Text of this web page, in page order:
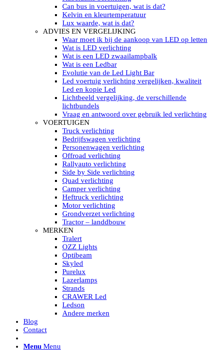
Led signalisatie in Subcategorieën
LED KOPLAMPEN GEKEURD
Led koplampen inbouw
Led koplampen opbouw
Led koplampen tractoren
Subcategorieën Led koplampen
LED ZOEKLICHT
Electrische Led zoeklamp Allremote
Electrisch Led zoeklicht Golight
Marinco Roestvrijstaal Led zoeklicht
Elektrisch Led zoeklicht diverse
Led zoeklamp accessoires ALLremote
Led zoeklicht 230V
Subcategorieën Led zoeklichten
HELLA MARINE LED
Sea Hawk – Light Bars
Sea Hawk – Light Bars – Edge Light
Sea Hawk – Work Lights
RokLUME Led werklampen
HypaLUME Led werklampen
Subcategorieën Hella Marine Led
LED STRIPS
Led strip flexibel Click & Go
Led strip RGB op rol
Led strip IP68 waterdicht
Led strip kleur wit
Led strips Vantage
Led strip met ingebouwde accu
Subcategorieën Led strips
LED INTERIEUR VERLICHTING
Led verlichting interieur PIR / Touch
LED Armatuur met Strip 220V
Led strips
Subcategorieën Led interieur
PORTABLE ACCU LED LAMP
Led hoofdlamp
Camping led verlichting
Led zaklamp
Accu werklamp
ACCESSOIRES/ AANSLUITMATERIAAL
Can bus in voertuigen, wat is dat?
Kelvin en kleurtemperatuur
Lux waarde, wat is dat?
ADVIES EN VERGELIJKING
Waar moet ik bij de aankoop van LED op letten
Wat is LED verlichting
Wat is een LED zwaailampbalk
Wat is een Ledbar
Evolutie van de Led Light Bar
Led voertuig verlichting vergelijken, kwaliteit
Led en kopie Led
Lichtbeeld vergelijking, de verschillende
lichtbundels
Vraag en antwoord over gebruik led verlichting
VOERTUIGEN
Truck verlichting
Bedrijfswagen verlichting
Personenwagen verlichting
Offroad verlichting
Rallyauto verlichting
Side by Side verlichting
Quad verlichting
Camper verlichting
Heftruck verlichting
Motor verlichting
Grondverzet verlichting
Tractor – landdbouw
MERKEN
Tralert
OZZ Lights
Optibeam
Skyled
Purelux
Lazerlamps
Strands
CRAWER Led
Ledson
Andere merken
Blog
Contact
Menu Menu